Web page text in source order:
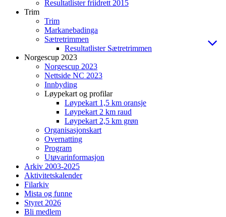
Resultatlister friidrett 2015
Trim
Trim
Markanebadinga
Sætretrimmen
Resultatlister Sætretrimmen
Norgescup 2023
Norgescup 2023
Nettside NC 2023
Innbyding
Løypekart og profilar
Løypekart 1,5 km oransje
Løypekart 2 km raud
Løypekart 2,5 km grøn
Organisasjonskart
Overnatting
Program
Utøvarinformasjon
Arkiv 2003-2025
Aktivitetskalender
Filarkiv
Mista og funne
Styret 2026
Bli medlem